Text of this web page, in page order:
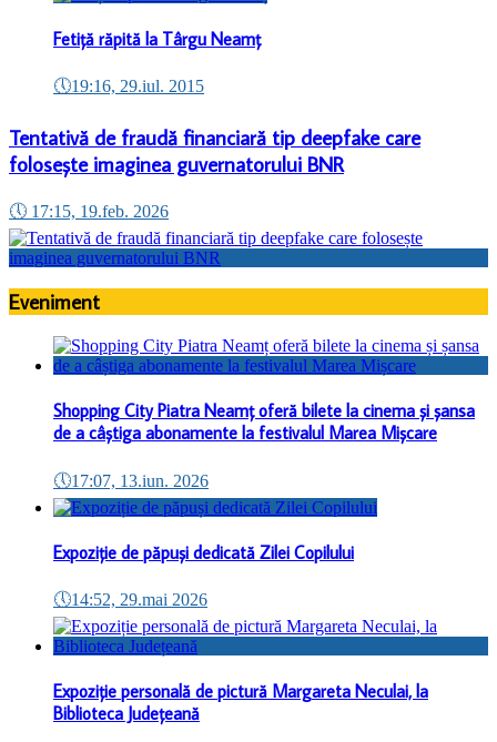
Fetiță răpită la Târgu Neamț
🕔19:16, 29.iul. 2015
Tentativă de fraudă financiară tip deepfake care
folosește imaginea guvernatorului BNR
🕔 17:15, 19.feb. 2026
Eveniment
Shopping City Piatra Neamț oferă bilete la cinema și șansa
de a câștiga abonamente la festivalul Marea Mișcare
🕔17:07, 13.iun. 2026
Expoziție de păpuși dedicată Zilei Copilului
🕔14:52, 29.mai 2026
Expoziție personală de pictură Margareta Neculai, la
Biblioteca Județeană